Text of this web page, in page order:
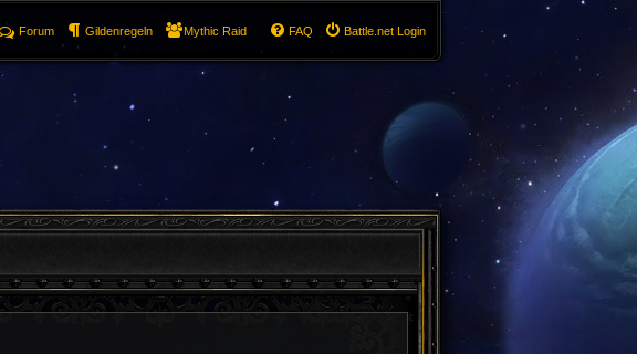
Battle.net Login
FAQ
Forum Gildenregeln Mythic Raid